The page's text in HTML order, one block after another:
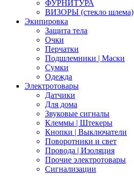
ФУРНИТУРА
ВИЗОРЫ (стекло шлема)
Экипировка
Защита тела
Очки
Перчатки
Подшлемники | Маски
Сумки
Одежда
Электротовары
Датчики
Для дома
Звуковые сигналы
Клеммы | Штекеры
Кнопки | Выключатели
Поворотники и свет
Провода | Изоляция
Прочие электротовары
Сигнализации